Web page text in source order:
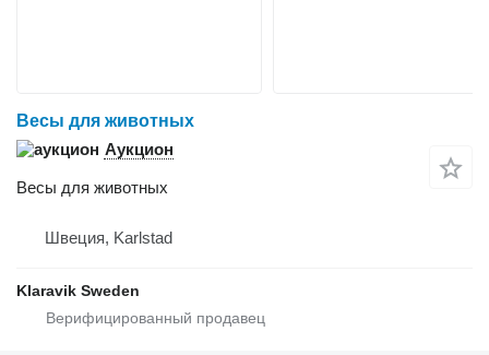
Весы для животных
Аукцион
Весы для животных
Швеция, Karlstad
Klaravik Sweden